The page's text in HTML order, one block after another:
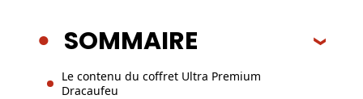
SOMMAIRE
Le contenu du coffret Ultra Premium
Dracaufeu